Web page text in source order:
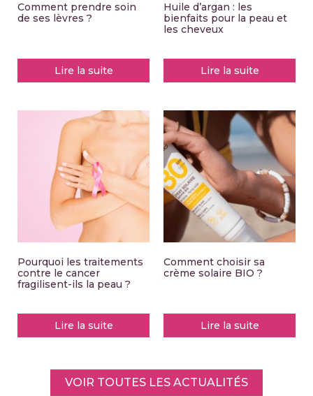
Comment prendre soin
de ses lèvres ?
Lire la suite
Huile d’argan : les
bienfaits pour la peau et
les cheveux
Lire la suite
Pourquoi les traitements
contre le cancer
fragilisent-ils la peau ?
Lire la suite
Comment choisir sa
crème solaire BIO ?
Lire la suite
VOIR TOUTES LES ACTUALITÉS